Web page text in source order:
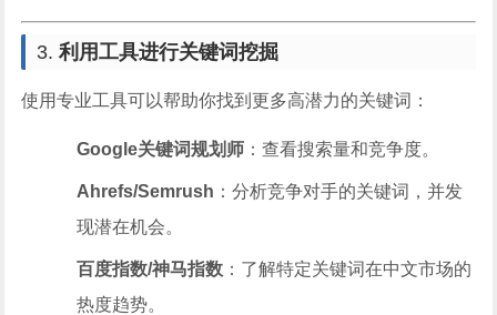
3.利用工具进行关键词挖掘
使用专业工具可以帮助你找到更多高潜力的关键词：
Google关键词规划师 ：查看搜索量和竞争度。
Ahrefs/Semrush ：分析竞争对手的关键词，并发
现潜在机会。
百度指数/神马指数 ：了解特定关键词在中文市场的
热度趋势。